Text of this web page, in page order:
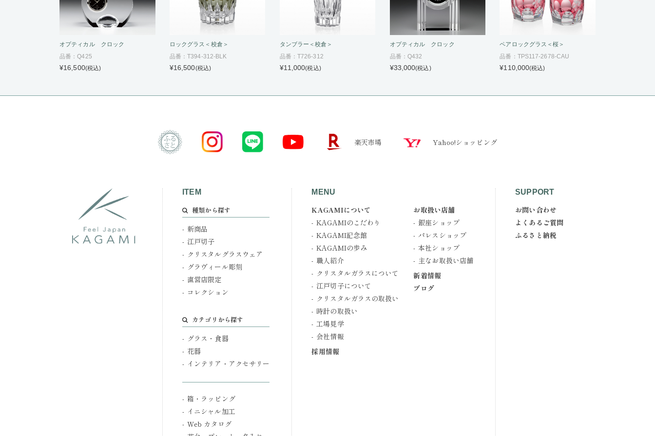
オプティカル クロック
品番：Q425
¥16,500(税込)
ロックグラス＜校倉＞
品番：T394-312-BLK
¥16,500(税込)
タンブラー＜校倉＞
品番：T726-312
¥11,000(税込)
オプティカル クロック
品番：Q432
¥33,000(税込)
ペアロックグラス＜桜＞
品番：TPS117-2678-CAU
¥110,000(税込)
楽天市場 Yahoo!ショッピング
ITEM
種類から探す
新商品
江戸切子
クリスタルグラスウェア
グラヴィール彫刻
直営店限定
コレクション
カテゴリから探す
グラス・食器
花器
インテリア・アクセサリー
箱・ラッピング
イニシャル加工
Web カタログ
MENU
KAGAMIについて
KAGAMIのこだわり
KAGAMI記念館
KAGAMIの歩み
職人紹介
クリスタルガラスについて
江戸切子について
クリスタルガラスの取扱い
時計の取扱い
工場見学
会社情報
採用情報
お取扱い店舗
銀座ショップ
パレスショップ
本社ショップ
主なお取扱い店舗
新着情報
ブログ
SUPPORT
お問い合わせ
よくあるご質問
ふるさと納税